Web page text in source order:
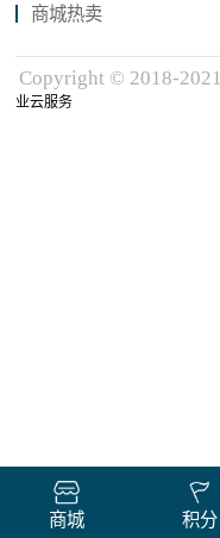
商城热卖
Copyright © 2018-
业云服务
商城 积分